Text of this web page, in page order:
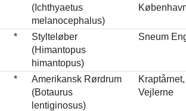
(Ichthyaetus
melanocephalus)
*
Stylteløber
(Himantopus
himantopus)
Sneum
*
Amerikansk Rørdrum
(Botaurus
lentiginosus)
Kraptårnet,
Vejlerne